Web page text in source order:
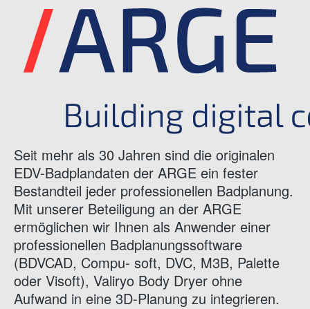
Seit mehr als 30 Jahren sind die originalen
EDV-Badplandaten der ARGE ein fester
Bestandteil jeder professionellen Badplanung.
Mit unserer Beteiligung an der ARGE
ermöglichen wir Ihnen als Anwender einer
professionellen Badplanungssoftware
(BDVCAD, Compu- soft, DVC, M3B, Palette
oder Visoft), Valiryo Body Dryer ohne
Aufwand in eine 3D-Planung zu integrieren.